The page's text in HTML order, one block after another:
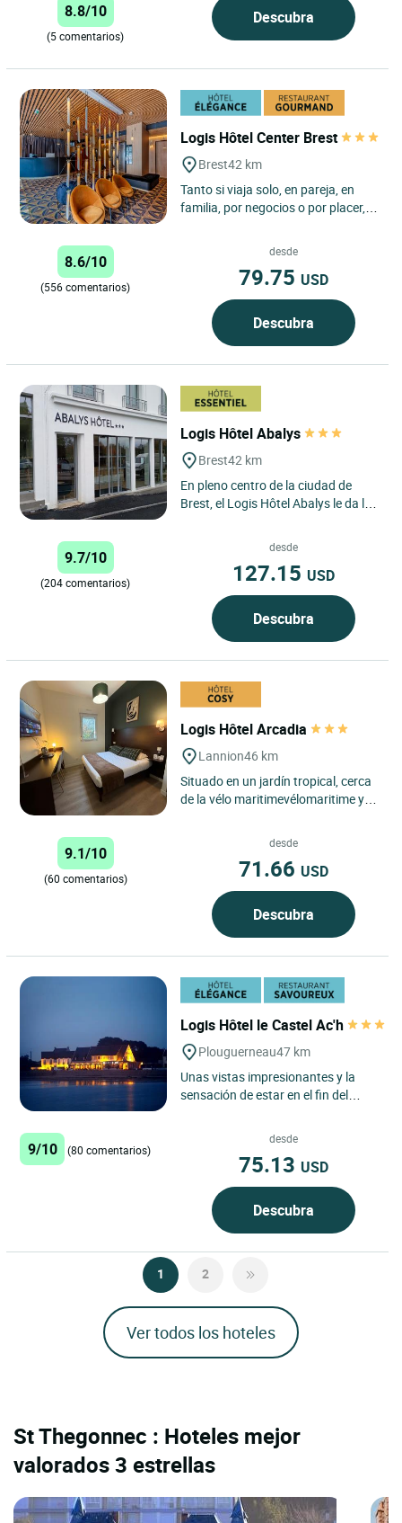
8.8/10
(5 comentarios)
Descubra
Logis Hôtel Center Brest
Brest42 km
Tanto si viaja solo, en pareja, en
familia, por negocios o por placer,
servicios de calidad...
8.6/10
(556 comentarios)
desde
79.75 USD
Descubra
Logis Hôtel Abalys
Brest42 km
En pleno centro de la ciudad de
Brest, el Logis Hôtel Abalys le da la
estación de tren, cerca...
9.7/10
(204 comentarios)
desde
127.15 USD
Descubra
Logis Hôtel Arcadia
Lannion46 km
Situado en un jardín tropical, cerca
de la vélo maritimevélomaritime y
Lannion se encuentra...
9.1/10
(60 comentarios)
desde
71.66 USD
Descubra
Logis Hôtel le Castel Ac'h
Plouguerneau47 km
Unas vistas impresionantes y la
sensación de estar en el fin del
de este establecimiento...
9/10 (80 comentarios)
desde
75.13 USD
Descubra
1 2
Ver todos los hoteles
St Thegonnec : Hoteles mejor
valorados 3 estrellas